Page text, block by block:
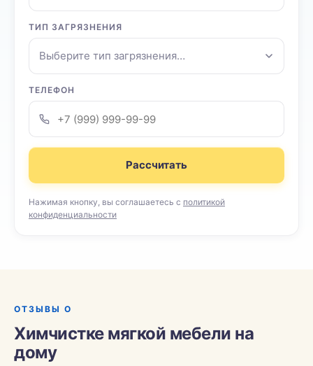
ТИП ЗАГРЯЗНЕНИЯ
Выберите тип загрязнения…
ТЕЛЕФОН
Рассчитать
Нажимая кнопку, вы соглашаетесь с политикой
конфиденциальности
ОТЗЫВЫ О
Химчистке мягкой мебели на
дому